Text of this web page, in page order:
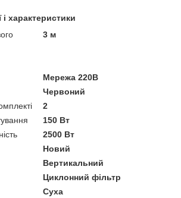
і характеристики
3 м
Мережа 220В
Червоний
2
150 Вт
2500 Вт
Новий
Вертикальний
Циклонний фільтр
Суха